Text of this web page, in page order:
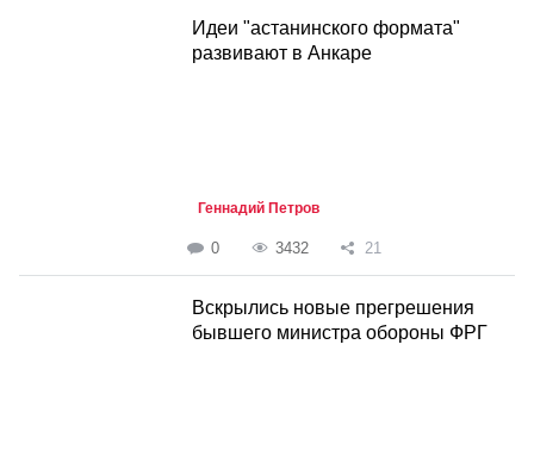
Идеи "астанинского формата"
развивают в Анкаре
Геннадий Петров
0 3432 21
Вскрылись новые прегрешения
бывшего министра обороны ФРГ